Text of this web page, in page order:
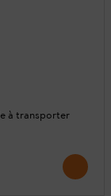
à transporter